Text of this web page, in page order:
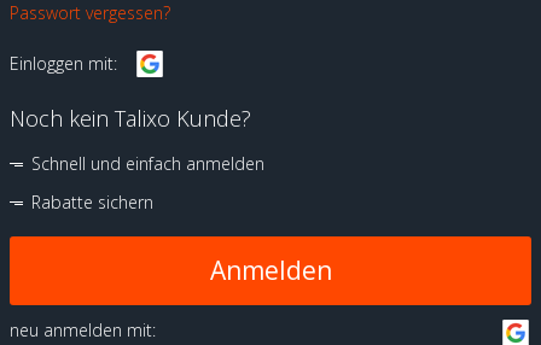
Passwort vergessen?
Einloggen mit:
Noch kein Talixo Kunde?
Schnell und einfach anmelden
Rabatte sichern
Anmelden
neu anmelden mit: